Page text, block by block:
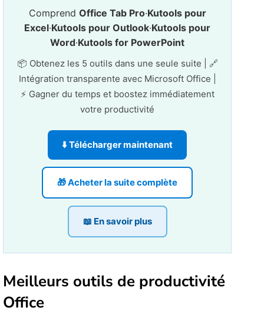
Comprend Office Tab Pro·Kutools pour
Excel·Kutools pour Outlook·Kutools pour
Word·Kutools for PowerPoint
📦 Obtenez les 5 outils dans une seule suite | 🔗
Intégration transparente avec Microsoft Office |
⚡ Gagner du temps et boostez immédiatement
votre productivité
⬇️ Télécharger maintenant
🎁 Acheter la suite complète
📖 En savoir plus
Meilleurs outils de productivité
Office